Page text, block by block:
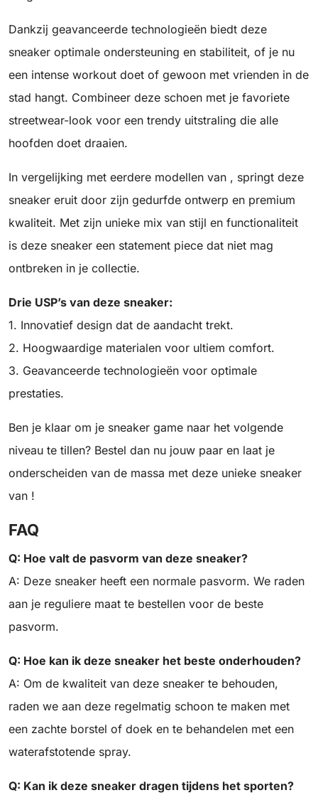
Dankzij geavanceerde technologieën biedt deze
sneaker optimale ondersteuning en stabiliteit, of je nu
een intense workout doet of gewoon met vrienden in de
stad hangt. Combineer deze schoen met je favoriete
streetwear-look voor een trendy uitstraling die alle
hoofden doet draaien.
In vergelijking met eerdere modellen van , springt deze
sneaker eruit door zijn gedurfde ontwerp en premium
kwaliteit. Met zijn unieke mix van stijl en functionaliteit
is deze sneaker een statement piece dat niet mag
ontbreken in je collectie.
Drie USP’s van deze sneaker:
1. Innovatief design dat de aandacht trekt.
2. Hoogwaardige materialen voor ultiem comfort.
3. Geavanceerde technologieën voor optimale
prestaties.
Ben je klaar om je sneaker game naar het volgende
niveau te tillen? Bestel dan nu jouw paar en laat je
onderscheiden van de massa met deze unieke sneaker
van !
FAQ
Q: Hoe valt de pasvorm van deze sneaker?
A: Deze sneaker heeft een normale pasvorm. We raden
aan je reguliere maat te bestellen voor de beste
pasvorm.
Q: Hoe kan ik deze sneaker het beste onderhouden?
A: Om de kwaliteit van deze sneaker te behouden,
raden we aan deze regelmatig schoon te maken met
een zachte borstel of doek en te behandelen met een
waterafstotende spray.
Q: Kan ik deze sneaker dragen tijdens het sporten?